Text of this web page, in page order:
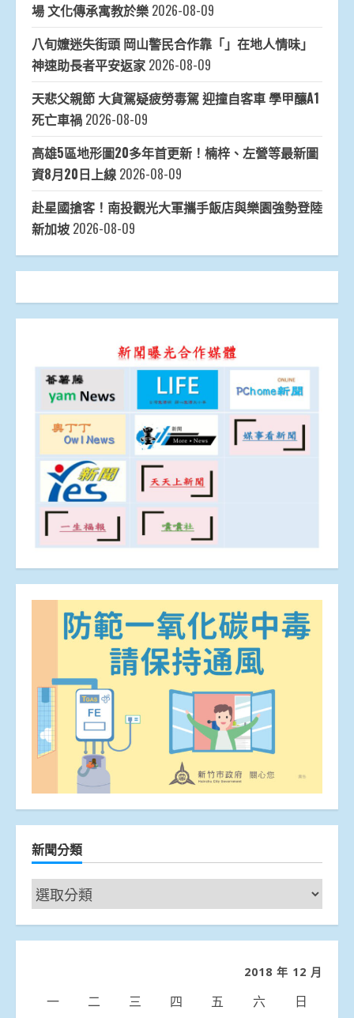
場 文化傳承寓教於樂 2026-08-09
八旬嬤迷失街頭 岡山警民合作靠「」在地人情味」
神速助長者平安返家 2026-08-09
天悲父親節 大貨駕疑疲勞毒駕 迎撞自客車 學甲釀A1
死亡車禍 2026-08-09
高雄5區地形圖20多年首更新！楠梓、左營等最新圖
資8月20日上線 2026-08-09
赴星國搶客！南投觀光大軍攜手飯店與樂園強勢登陸
新加坡 2026-08-09
新聞分類
新
聞
分
2018 年 12 月
一 二 三 四 五 六 日